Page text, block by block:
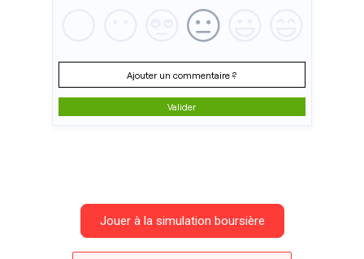
Ajouter un commentaire ?
Valider
Jouer à la simulation boursière